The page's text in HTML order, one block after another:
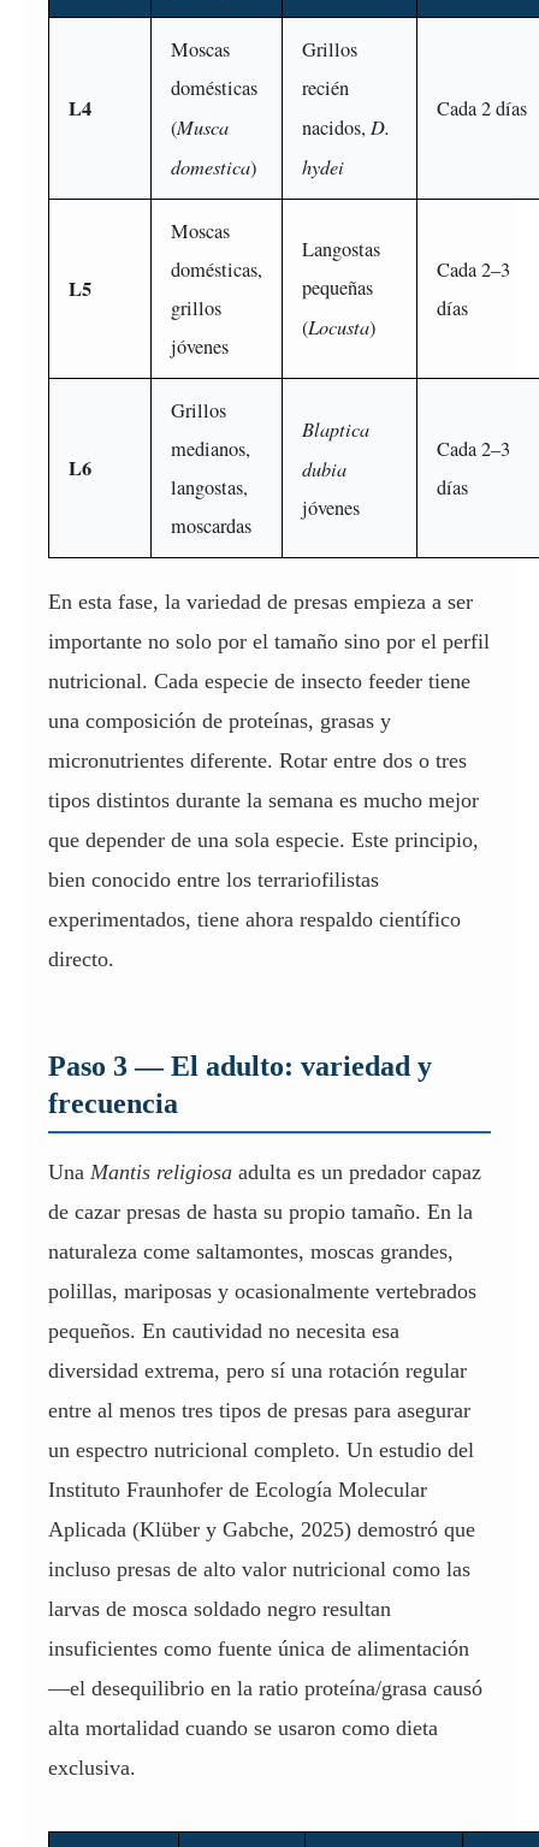
L4
Moscas
domésticas
(Musca
domestica)
Grillos
recién
nacidos, D.
hydei
Cada 2 días
L5
Moscas
domésticas,
grillos
jóvenes
Langostas
pequeñas
(Locusta)
Cada 2–3
días
L6
Grillos
medianos,
langostas,
moscardas
Blaptica
dubia
jóvenes
Cada 2–3
días
En esta fase, la variedad de presas empieza a ser
importante no solo por el tamaño sino por el perfil
nutricional. Cada especie de insecto feeder tiene
una composición de proteínas, grasas y
micronutrientes diferente. Rotar entre dos o tres
tipos distintos durante la semana es mucho mejor
que depender de una sola especie. Este principio,
bien conocido entre los terrariofilistas
experimentados, tiene ahora respaldo científico
directo.
Paso 3 — El adulto: variedad y
frecuencia
Una Mantis religiosa adulta es un predador capaz
de cazar presas de hasta su propio tamaño. En la
naturaleza come saltamontes, moscas grandes,
polillas, mariposas y ocasionalmente vertebrados
pequeños. En cautividad no necesita esa
diversidad extrema, pero sí una rotación regular
entre al menos tres tipos de presas para asegurar
un espectro nutricional completo. Un estudio del
Instituto Fraunhofer de Ecología Molecular
Aplicada (Klüber y Gabche, 2025) demostró que
incluso presas de alto valor nutricional como las
larvas de mosca soldado negro resultan
insuficientes como fuente única de alimentación
—el desequilibrio en la ratio proteína/grasa causó
alta mortalidad cuando se usaron como dieta
exclusiva.